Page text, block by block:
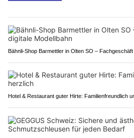
Bähnli-Shop Barmettler in Olten SO –
Hotel & Restaurant guter Hirte: Familienfreundlich